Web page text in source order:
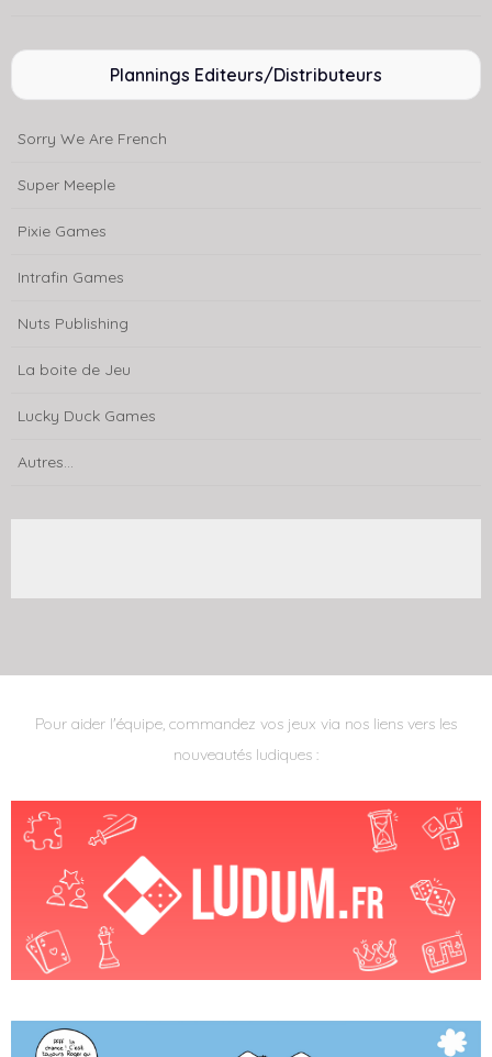
Plannings Editeurs/Distributeurs
Sorry We Are French
Super Meeple
Pixie Games
Intrafin Games
Nuts Publishing
La boite de Jeu
Lucky Duck Games
Autres...
Pour aider l'équipe, commandez vos jeux via nos liens vers les
nouveautés ludiques :